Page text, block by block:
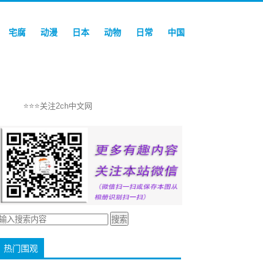
宅腐 动漫 日本 动物 日常 中国
⭐⭐⭐关注2ch中文网
热门围观